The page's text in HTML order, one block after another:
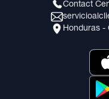
Contact
Honduras -